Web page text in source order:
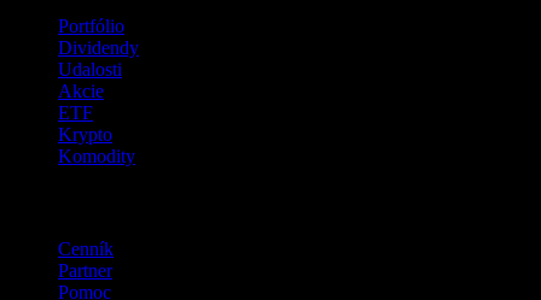
Portfólio
Dividendy
Udalosti
Akcie
ETF
Krypto
Komodity
Cenník
Partner
Pomoc